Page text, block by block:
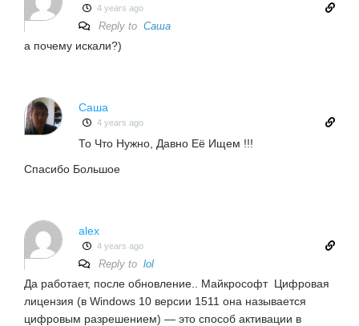
4 years ago
Reply to Саша
а почему искали?)
Саша
4 years ago
То Что Нужно, Давно Её Ищем !!!
Спасибо Большое
alex
4 years ago
Reply to lol
Да работает, после обновление.. Майкрософт Цифровая
лицензия (в Windows 10 версии 1511 она называется
цифровым разрешением) — это способ активации в